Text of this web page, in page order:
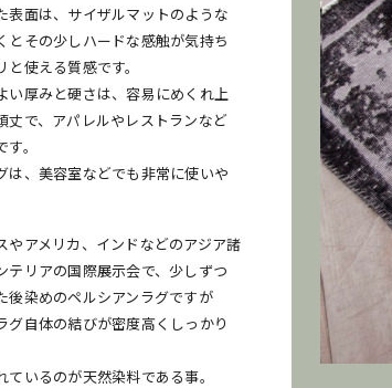
表面は、サイザルマットのような
とその少しハードな感触が気持ち
使える質感です。
い厚みと硬さは、容易にめくれ上
丈で、アパレルやレストランなど
。
は、美容室などでも非常に使いや
やアメリカ、インドなどのアジア諸
テリアの国際展示会で、少しずつ
後染めのペルシアンラグですが
自体の結びが密度高くしっかり
いるのが天然染料である事。